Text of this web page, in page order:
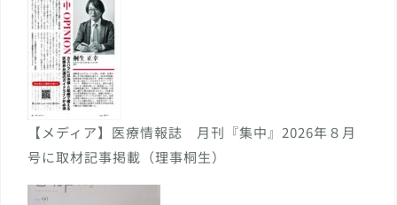
【メディア】医療情報誌 月刊『集中』2026年８月
号に取材記事掲載（理事桐生）